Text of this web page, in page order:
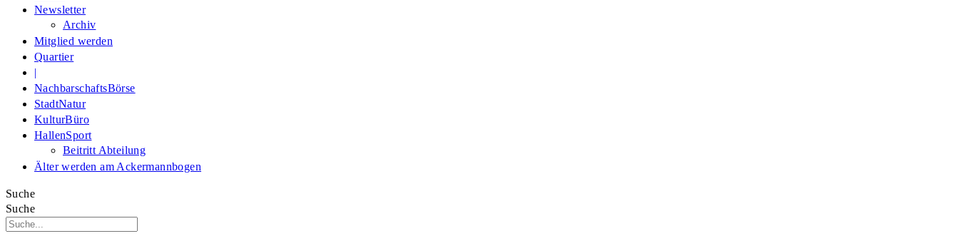
Newsletter
Archiv
Mitglied werden
Quartier
|
NachbarschaftsBörse
StadtNatur
KulturBüro
HallenSport
Beitritt Abteilung
Älter werden am Ackermannbogen
Suche
Suche